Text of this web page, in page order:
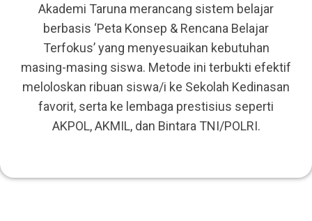
Akademi Taruna merancang sistem belajar
berbasis ‘Peta Konsep & Rencana Belajar
Terfokus’ yang menyesuaikan kebutuhan
masing-masing siswa. Metode ini terbukti efektif
meloloskan ribuan siswa/i ke Sekolah Kedinasan
favorit, serta ke lembaga prestisius seperti
AKPOL, AKMIL, dan Bintara TNI/POLRI.